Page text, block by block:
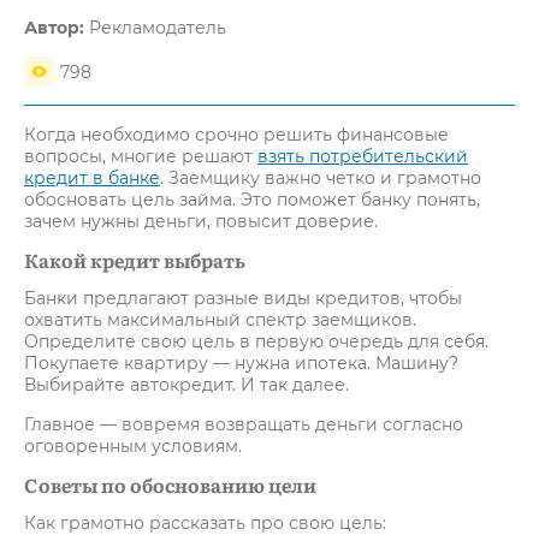
Автор: Рекламодатель
798
Когда необходимо срочно решить финансовые
вопросы, многие решают взять потребительский
кредит в банке. Заемщику важно четко и грамотно
обосновать цель займа. Это поможет банку понять,
зачем нужны деньги, повысит доверие.
Какой кредит выбрать
Банки предлагают разные виды кредитов, чтобы
охватить максимальный спектр заемщиков.
Определите свою цель в первую очередь для себя.
Покупаете квартиру — нужна ипотека. Машину?
Выбирайте автокредит. И так далее.
Главное — вовремя возвращать деньги согласно
оговоренным условиям.
Советы по обоснованию цели
Как грамотно рассказать про свою цель: